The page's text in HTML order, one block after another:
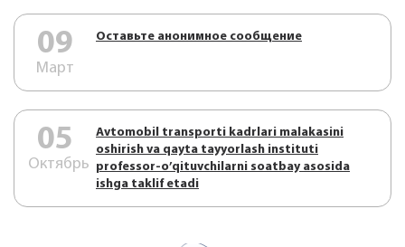
09
Март
Оставьте анонимное сообщение
05
Октябрь
Аvtоmоbil trаnspоrti kаdrlаri mаlаkаsini
оshirish vа qаytа tаyyorlаsh instituti
prоfеssоr-o’qituvchilаrni sоаtbаy аsоsidа
ishgа tаklif etаdi